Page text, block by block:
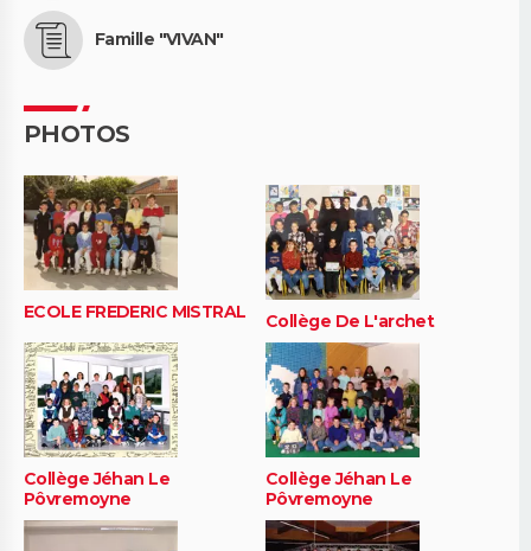
Famille "VIVAN"
PHOTOS
ECOLE FREDERIC MISTRAL Collège De L'archet
Collège Jéhan Le
Pôvremoyne
Collège Jéhan Le
Pôvremoyne